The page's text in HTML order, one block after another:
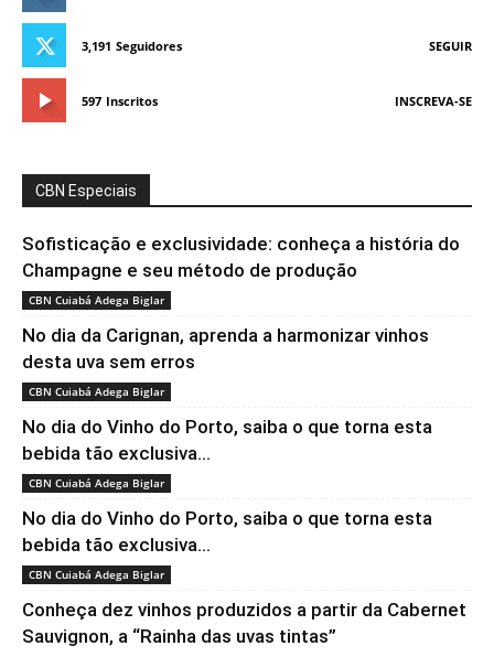
3,191 Seguidores SEGUIR
597 Inscritos INSCREVA-SE
CBN Especiais
Sofisticação e exclusividade: conheça a história do
Champagne e seu método de produção
CBN Cuiabá Adega Biglar
No dia da Carignan, aprenda a harmonizar vinhos
desta uva sem erros
CBN Cuiabá Adega Biglar
No dia do Vinho do Porto, saiba o que torna esta
bebida tão exclusiva...
CBN Cuiabá Adega Biglar
No dia do Vinho do Porto, saiba o que torna esta
bebida tão exclusiva...
CBN Cuiabá Adega Biglar
Conheça dez vinhos produzidos a partir da Cabernet
Sauvignon, a “Rainha das uvas tintas”